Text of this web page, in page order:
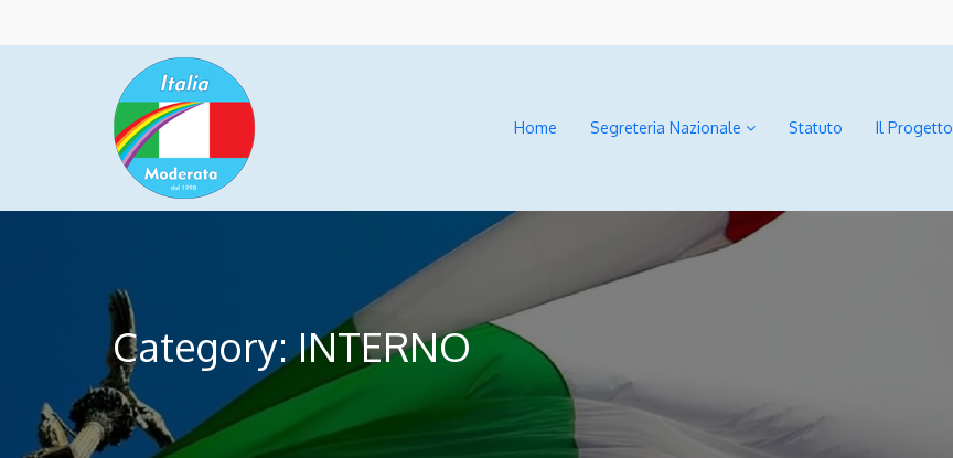
Home Segreteria Nazionale Statuto Il Progetto
Category: INTERNO